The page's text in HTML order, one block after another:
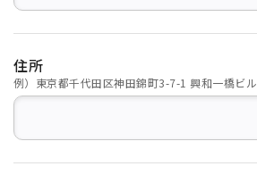
住所
例）東京都千代田区神田錦町3-7-1 興和一橋ビル